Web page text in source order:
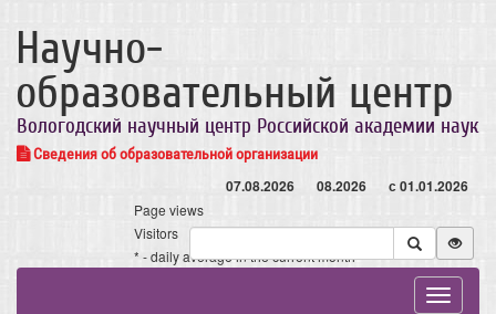
Научно-
образовательный центр
Вологодский научный центр Российской академии наук
Сведения об образовательной организации
07.08.2026 08.2026 с 01.01.2026
Page views
Visitors
* - daily average in the current month
Toggle